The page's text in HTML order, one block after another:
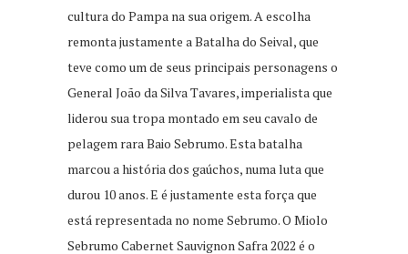
cultura do Pampa na sua origem. A escolha
remonta justamente a Batalha do Seival, que
teve como um de seus principais personagens o
General João da Silva Tavares, imperialista que
liderou sua tropa montado em seu cavalo de
pelagem rara Baio Sebrumo. Esta batalha
marcou a história dos gaúchos, numa luta que
durou 10 anos. E é justamente esta força que
está representada no nome Sebrumo. O Miolo
Sebrumo Cabernet Sauvignon Safra 2022 é o